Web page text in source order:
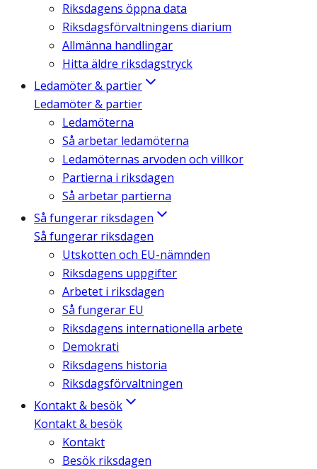
Riksdagens öppna data
Riksdagsförvaltningens diarium
Allmänna handlingar
Hitta äldre riksdagstryck
Ledamöter & partier
Ledamöter & partier
Ledamöterna
Så arbetar ledamöterna
Ledamöternas arvoden och villkor
Partierna i riksdagen
Så arbetar partierna
Så fungerar riksdagen
Så fungerar riksdagen
Utskotten och EU-nämnden
Riksdagens uppgifter
Arbetet i riksdagen
Så fungerar EU
Riksdagens internationella arbete
Demokrati
Riksdagens historia
Riksdagsförvaltningen
Kontakt & besök
Kontakt & besök
Kontakt
Besök riksdagen